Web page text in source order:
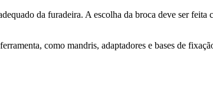
da furadeira. A escolha da broca deve ser
como mandris, adaptadores e bases de